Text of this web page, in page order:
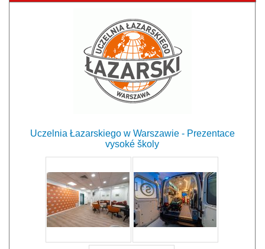
Uczelnia Łazarskiego w Warszawie - Prezentace
vysoké školy